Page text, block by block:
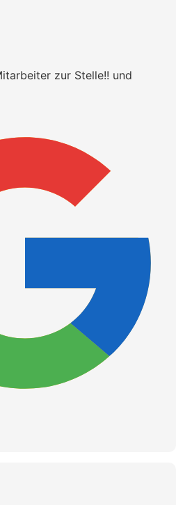
zur Stelle!! und